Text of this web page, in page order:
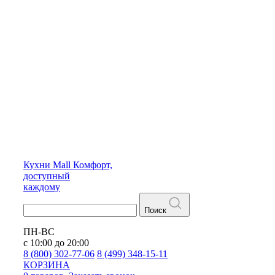
Кухни Mall Комфорт,
доступный
каждому
Поиск
ПН-ВС
с 10:00 до 20:00
8 (800) 302-77-06 8 (499) 348-15-11
КОРЗИНА